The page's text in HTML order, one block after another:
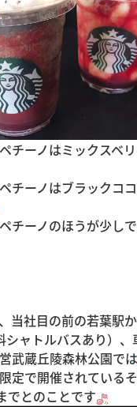
チーノはミックスベ
チーノはブラックコ
チーノのほうが少し
当社目の前の若葉駅
シャトルバスあり）
武蔵丘陵森林公園では
定で開催されている
でとのことです